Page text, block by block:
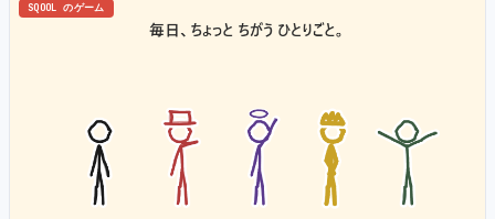
SQOOL のゲーム